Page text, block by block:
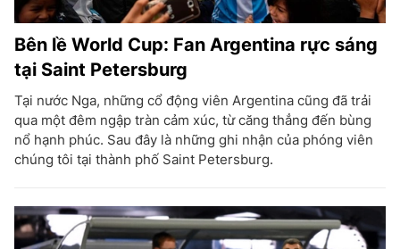
Bên lề World Cup: Fan Argentina rực sáng
tại Saint Petersburg
Tại nước Nga, những cổ động viên Argentina cũng đã trải
qua một đêm ngập tràn cảm xúc, từ căng thẳng đến bùng
nổ hạnh phúc. Sau đây là những ghi nhận của phóng viên
chúng tôi tại thành phố Saint Petersburg.